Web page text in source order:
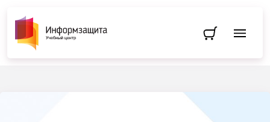
Перейти